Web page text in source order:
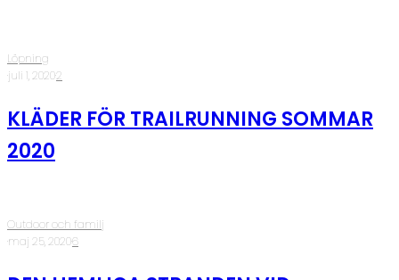
Löpning
·juli 1, 2020·2
KLÄDER FÖR TRAILRUNNING SOMMAR
2020
Outdoor och familj
·maj 25, 2020·6